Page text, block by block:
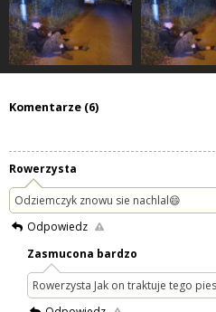
Komentarze (6)
Rowerzysta
Odziemczyk znowu sie nachlal😄
Odpowiedz
Zasmucona bardzo
Rowerzysta Jak on traktuje tego